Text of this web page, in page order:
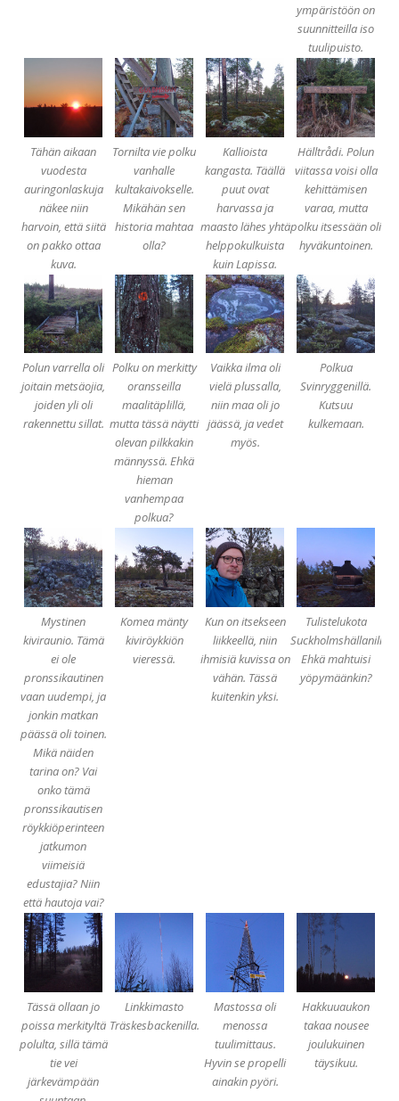
ympäristöön on
suunnitteilla iso
tuulipuisto.
Tähän aikaan
vuodesta
auringonlaskuja
näkee niin
harvoin, että siitä
on pakko ottaa
kuva.
Tornilta vie polku
vanhalle
kultakaivokselle.
Mikähän sen
historia mahtaa
olla?
Kallioista
kangasta. Täällä
puut ovat
harvassa ja
maasto lähes yhtä
helppokulkuista
kuin Lapissa.
Hälltrådi. Polun
viitassa voisi olla
kehittämisen
varaa, mutta
polku itsessään oli
hyväkuntoinen.
Polun varrella oli
joitain metsäojia,
joiden yli oli
rakennettu sillat.
Polku on merkitty
oransseilla
maalitäplillä,
mutta tässä näytti
olevan pilkkakin
männyssä. Ehkä
hieman
vanhempaa
polkua?
Vaikka ilma oli
vielä plussalla,
niin maa oli jo
jäässä, ja vedet
myös.
Polkua
Svinryggenillä.
Kutsuu
kulkemaan.
Mystinen
kiviraunio. Tämä
ei ole
pronssikautinen
vaan uudempi, ja
jonkin matkan
päässä oli toinen.
Mikä näiden
tarina on? Vai
onko tämä
pronssikautisen
röykkiöperinteen
jatkumon
viimeisiä
edustajia? Niin
että hautoja vai?
Komea mänty
kiviröykkiön
vieressä.
Kun on itsekseen
liikkeellä, niin
ihmisiä kuvissa on
vähän. Tässä
kuitenkin yksi.
Tulistelukota
Suckholmshällanilla.
Ehkä mahtuisi
yöpymäänkin?
Tässä ollaan jo
poissa merkityltä
polulta, sillä tämä
tie vei
järkevämpään
Linkkimasto
Träskesbackenilla.
Mastossa oli
menossa
tuulimittaus.
Hyvin se propelli
ainakin pyöri.
Hakkuuaukon
takaa nousee
joulukuinen
täysikuu.